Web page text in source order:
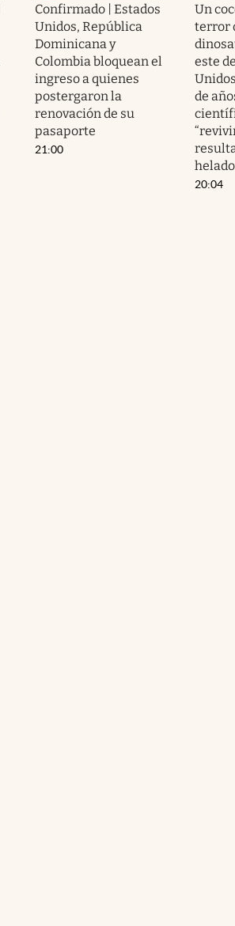
Confirmado | Estados
Unidos, República
Dominicana y
Colombia bloquean el
ingreso a quienes
postergaron la
renovación de su
pasaporte
21:00
Un
terror
este
de
20:04